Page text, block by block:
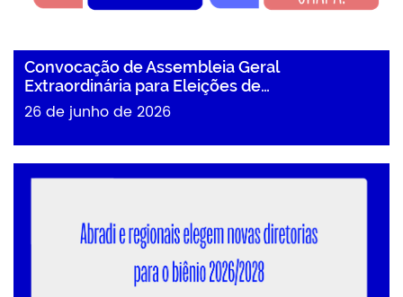
Convocação de Assembleia Geral
Extraordinária para Eleições de…
26 de junho de 2026